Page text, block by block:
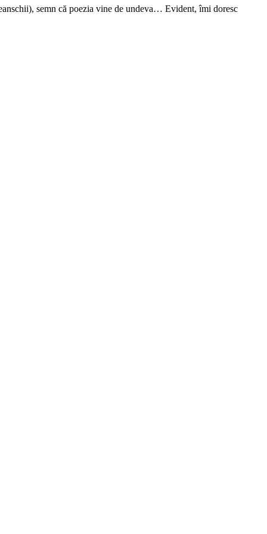
semn că poezia vine de undeva… Evident, îmi doresc